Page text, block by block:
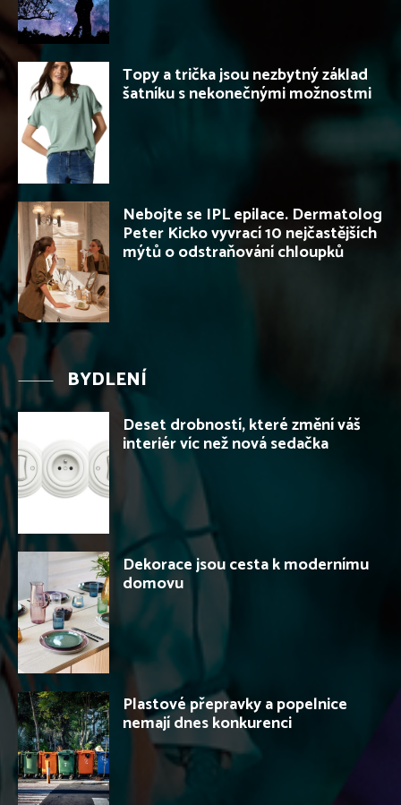
Topy a trička jsou nezbytný základ
šatníku s nekonečnými možnostmi
Nebojte se IPL epilace. Dermatolog
Peter Kicko vyvrací 10 nejčastějších
mýtů o odstraňování chloupků
BYDLENÍ
Deset drobností, které změní váš
interiér víc než nová sedačka
Dekorace jsou cesta k modernímu
domovu
Plastové přepravky a popelnice
nemají dnes konkurenci